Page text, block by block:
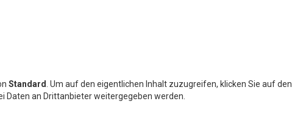
Standard . Um auf den eigentlichen Inhalt zuzugreifen, klicken Sie auf den
Daten an Drittanbieter weitergegeben werden.